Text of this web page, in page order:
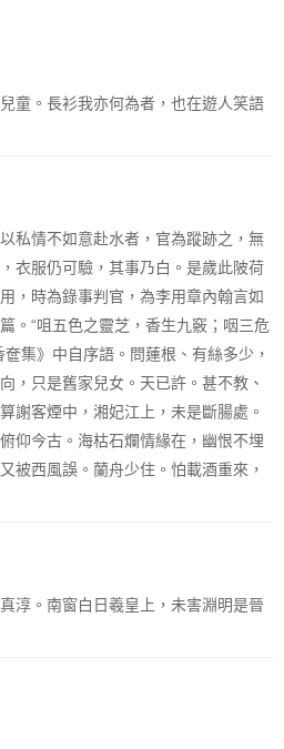
童。長衫我亦何為者，也在遊人笑語
私情不如意赴水者，官為蹤跡之，無
衣服仍可驗，其事乃白。是歲此陂荷
，時為錄事判官，為李用章內翰言如
。“咀五色之靈芝，香生九竅；咽三危
集》中自序語。問蓮根、有絲多少，
，只是舊家兒女。天已許。甚不教、
謝客煙中，湘妃江上，未是斷腸處。
仰今古。海枯石爛情緣在，幽恨不埋
被西風誤。蘭舟少住。怕載酒重來，
淳。南窗白日羲皇上，未害淵明是晉